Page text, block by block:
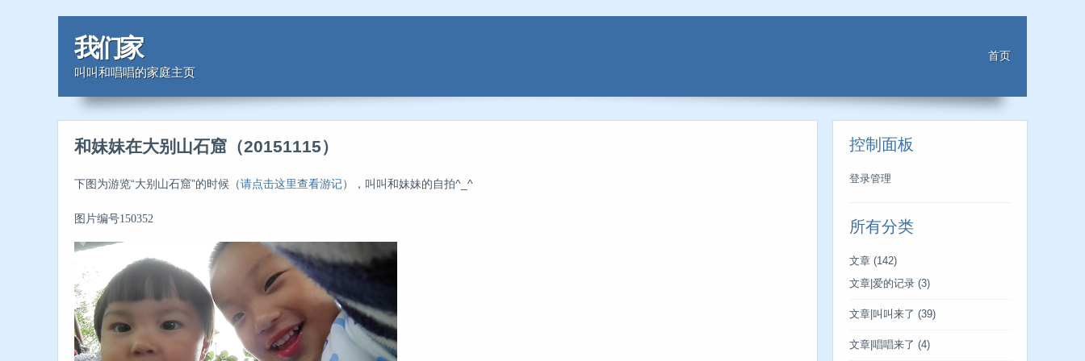
我们家
叫叫和唱唱的家庭主页
首页
和妹妹在大别山石窟（20151115）
下图为游览“大别山石窟”的时候 （请点击这里查看游记） ，叫叫和妹妹的自拍^_^
图片编号150352
控制面板
登录管理
所有分类
文章 (142)
文章|爱的记录 (3)
文章|叫叫来了 (39)
文章|唱唱来了 (4)